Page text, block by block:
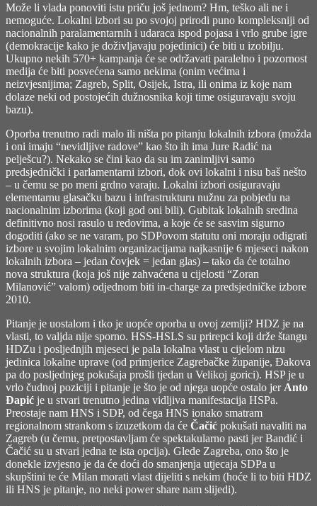
Može li vlada ponoviti istu priču još jednom? Hm, teško ali ne i
nemoguće. Lokalni izbori su po svojoj prirodi puno kompleksniji od
nacionalnih paralamentarnih i udaraca ispod pojasa i vrlo grube igre
(demokracije kako je doživljavaju pojedinici) će biti u izobilju.
Ukupno nekih 570+ kampanja će se održavati paralelno i pozornost
medija će biti posvećena samo nekima (onim većima i
neizvjesnijima; Zagreb, Split, Osijek, Istra, ili onima iz koje nam
dolaze neki od postojećih dužnosnika koji time osiguravaju svoju
bazu).
Oporba trenutno radi malo ili ništa po pitanju lokalnih izbora (možda
i oni imaju “nevidljive radove” kao što ih ima Jure Radić na
pelješcu?). Nekako se čini kao da su im zanimljivi samo
predsjednički i parlamentarni izbori, dok ovi lokalni i nisu baš nešto
– u čemu se po meni grdno varaju. Lokalni izbori osiguravaju
elementarnu glasačku bazu i infrastrukturu nužnu za pobjedu na
nacionalnim izborima (koji god oni bili). Gubitak lokalnih sredina
definitivno nosi rasulo u redovima, a koje će se sasvim sigurno
dogoditi (ako se ne varam, po SDPovom statutu oni moraju odigrati
izbore u svojim lokalnim organizacijama najkasnije 6 mjeseci nakon
lokalnih izbora – jedan čovjek = jedan glas) – tako da će totalno
nova struktura (koja još nije zahvaćena u cijelosti “Zoran
Milanović” valom) odjednom biti in-charge za predsjedničke izbore
2010.
Pitanje je uostalom i tko je uopće oporba u ovoj zemlji? HDZ je na
vlasti, to valjda nije sporno. HSS-HSLS su prirepci koji drže štangu
HDZu i posljednjih mjeseci je pala lokalna vlast u cijelom nizu
jedinica lokalne uprave (od primjerice Zagrebačke županije, Đakova
pa do posljednjeg pokušaja prošli tjedan u Velikoj gorici). HSP je u
vrlo čudnoj poziciji i pitanje je što je od njega uopće ostalo jer Anto
Đapić je u stvari trenutno jedina vidljiva manifestacija HSPa.
Preostaje nam HNS i SDP, od čega HNS ionako smatram
regionalnom strankom s izuzetkom da će Čačić pokušati navaliti na
Zagreb (u čemu, pretpostavljam će spektakularno pasti jer Bandić i
Čačić su u stvari jedna te ista opcija). Glede Zagreba, ono što je
donekle izvjesno je da će doći do smanjenja utjecaja SDPa u
skupštini te će Milan morati vlast dijeliti s nekim (hoće li to biti HDZ
ili HNS je pitanje, no neki power share nam slijedi).